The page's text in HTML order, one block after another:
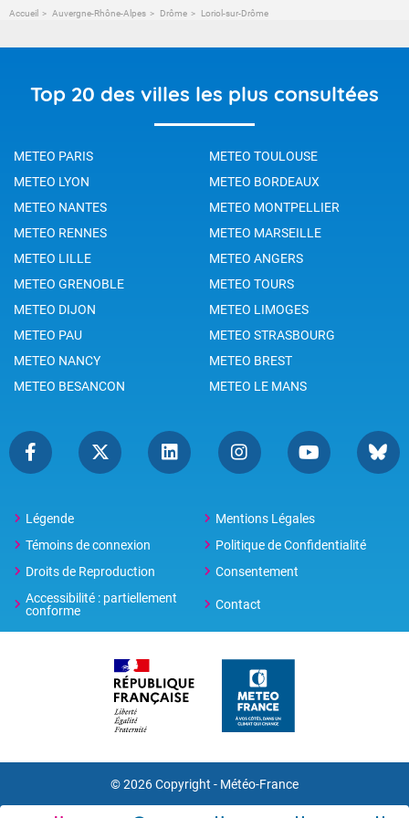
Accueil Auvergne-Rhône-Alpes Drôme Loriol-sur-Drôme
Top 20 des villes les plus consultées
METEO PARIS
METEO TOULOUSE
METEO LYON
METEO BORDEAUX
METEO NANTES
METEO MONTPELLIER
METEO RENNES
METEO MARSEILLE
METEO LILLE
METEO ANGERS
METEO GRENOBLE
METEO TOURS
METEO DIJON
METEO LIMOGES
METEO PAU
METEO STRASBOURG
METEO NANCY
METEO BREST
METEO BESANCON
METEO LE MANS
Légende
Mentions Légales
Témoins de connexion
Politique de Confidentialité
Droits de Reproduction
Consentement
Accessibilité : partiellement
conforme
Contact
© 2026 Copyright - Météo-France